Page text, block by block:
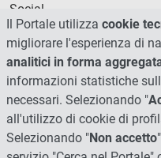
Social
Il Portale utilizza cookie
migliorare l'esperienza di
analitici in forma
informazioni statistiche
necessari. Selezionando "
all'utilizzo di cookie di
Selezionando "Non accetto